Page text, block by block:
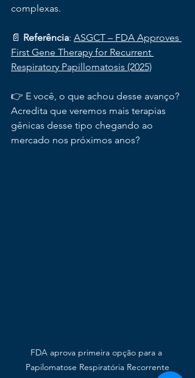
complexas.
📄 Referência: ASGCT – FDA Approves
First Gene Therapy for Recurrent
Respiratory Papillomatosis (2025)
👉 E você, o que achou desse avanço?
Acredita que veremos mais terapias
gênicas desse tipo chegando ao
mercado nos próximos anos?
FDA aprova primeira opção para a
Papilomatose Respiratória Recorrente